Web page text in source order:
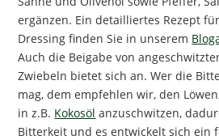
ergänzen. Ein detailliertes Rezept
Dressing finden Sie in unserem
Auch die Beigabe von
Zwiebeln bietet sich an. Wer die
mag, dem empfehlen wir, den
in z.B. Kokosöl anzuschwitzen,
Bitterkeit und es entwickelt sich ein